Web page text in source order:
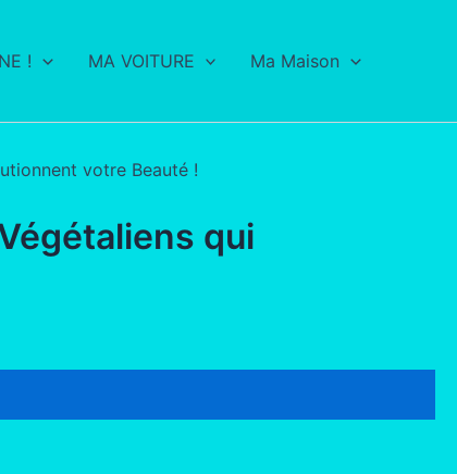
! MA VOITURE Ma Maison
votre Beauté !
qui